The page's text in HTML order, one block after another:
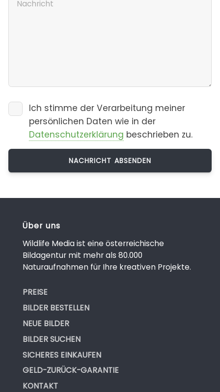
Ich stimme der Verarbeitung meiner
persönlichen Daten wie in der
Datenschutzerklärung beschrieben zu.
Über uns
Wildlife Media ist eine österreichische
Bildagentur mit mehr als 80.000
Naturaufnahmen für Ihre kreativen Projekte.
PREISE
BILDER BESTELLEN
NEUE BILDER
BILDER SUCHEN
SICHERES EINKAUFEN
GELD-ZURÜCK-GARANTIE
KONTAKT